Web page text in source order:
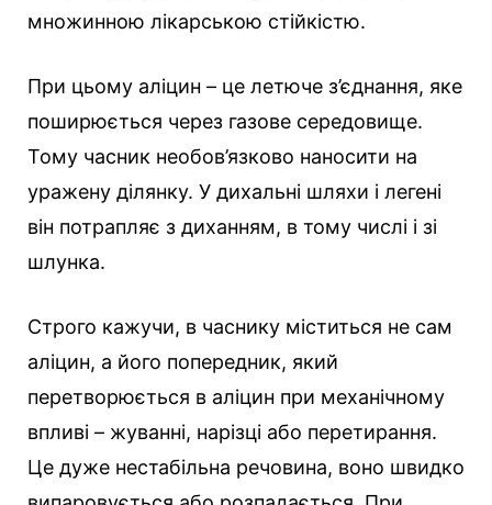
множинною лікарською стійкістю.
При цьому аліцин – це летюче з’єднання, яке
поширюється через газове середовище.
Тому часник необов’язково наносити на
уражену ділянку. У дихальні шляхи і легені
він потрапляє з диханням, в тому числі і зі
шлунка.
Строго кажучи, в часнику міститься не сам
аліцин, а його попередник, який
перетворюється в аліцин при механічному
впливі – жуванні, нарізці або перетирання.
Це дуже нестабільна речовина, воно швидко